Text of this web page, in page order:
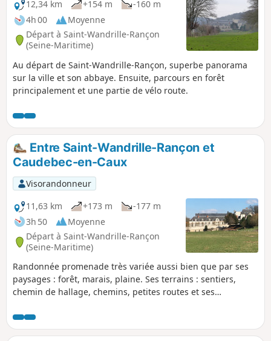
12,34 km
+154 m
-160 m
4h 00
Moyenne
Départ à Saint-Wandrille-Rançon
(Seine-Maritime)
Au départ de Saint-Wandrille-Rançon, superbe panorama
sur la ville et son abbaye. Ensuite, parcours en forêt
principalement et une partie de vélo route.
Entre Saint-Wandrille-Rançon et
Caudebec-en-Caux
Visorandonneur
11,63 km
+173 m
-177 m
3h 50
Moyenne
Départ à Saint-Wandrille-Rançon
(Seine-Maritime)
Randonnée promenade très variée aussi bien que par ses
paysages : forêt, marais, plaine. Ses terrains : sentiers,
chemin de hallage, chemins, petites routes et ses
bourg.